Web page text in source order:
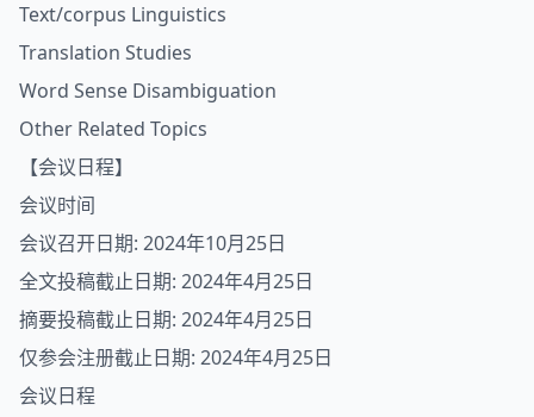
Text/corpus Linguistics
Translation Studies
Word Sense Disambiguation
Other Related Topics
【会议日程】
会议时间
会议召开日期: 2024年10月25日
全文投稿截止日期: 2024年4月25日
摘要投稿截止日期: 2024年4月25日
仅参会注册截止日期: 2024年4月25日
会议日程